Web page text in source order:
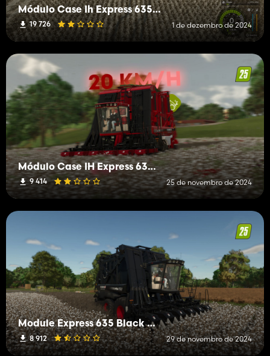
Módulo Case Ih Express 635 (trabalho em grandes áreas)
19 726 1 de dezembro de 2024
Módulo Case IH Express 635 (20 km/h)
9 414 25 de novembro de 2024
Module Express 635 Black Edition (615hp)
8 912 29 de novembro de 2024